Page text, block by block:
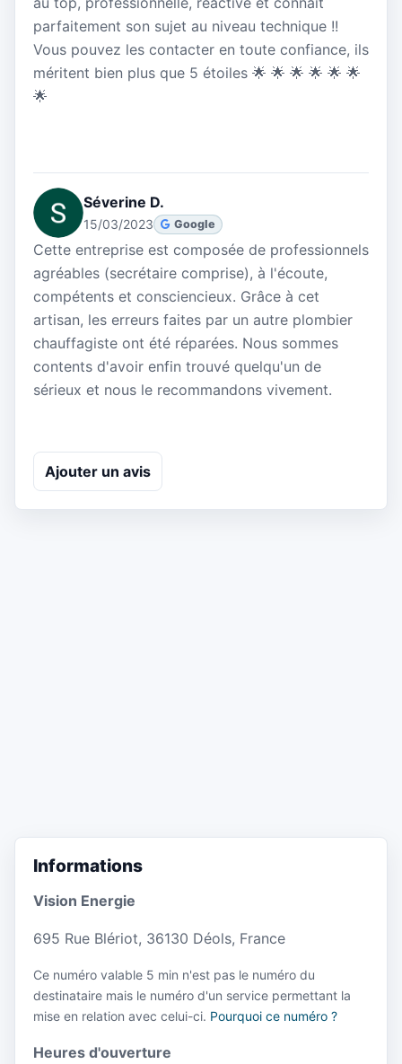
parfaitement son sujet au niveau technique !!
Vous pouvez les contacter en toute confiance, ils
méritent bien plus que 5 étoiles 🌟 🌟 🌟 🌟 🌟 🌟
🌟
Séverine D.
15/03/2023 Google
Cette entreprise est composée de professionnels
agréables (secrétaire comprise), à l'écoute,
compétents et consciencieux. Grâce à cet
artisan, les erreurs faites par un autre plombier
chauffagiste ont été réparées. Nous sommes
contents d'avoir enfin trouvé quelqu'un de
sérieux et nous le recommandons vivement.
Ajouter un avis
Informations
Vision Energie
695 Rue Blériot, 36130 Déols, France
Ce numéro valable 5 min n'est pas le numéro du
destinataire mais le numéro d'un service permettant la
mise en relation avec celui-ci. Pourquoi ce numéro ?
Heures d'ouverture